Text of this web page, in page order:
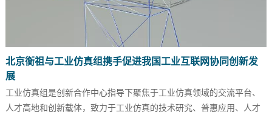
北京衡祖与工业仿真组携手促进我国工业互联网协同创新发
展
工业仿真组是创新合作中心指导下聚焦于工业仿真领域的交流平台、
人才高地和创新载体，致力于工业仿真的技术研究、普惠应用、人才